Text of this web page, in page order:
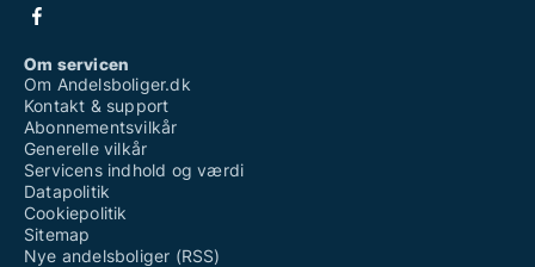
Om servicen
Om Andelsboliger.dk
Kontakt & support
Abonnementsvilkår
Generelle vilkår
Servicens indhold og værdi
Datapolitik
Cookiepolitik
Sitemap
Nye andelsboliger (RSS)